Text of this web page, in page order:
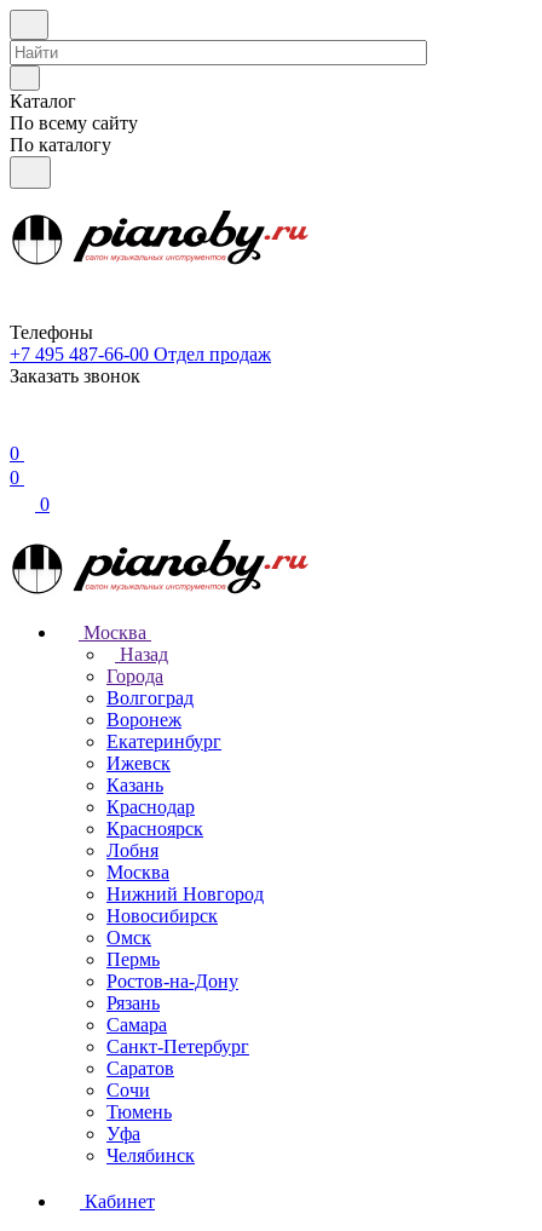
Каталог
По всему сайту
По каталогу
Телефоны
+7 495 487-66-00 Отдел продаж
Заказать звонок
0
0
0
Москва
Назад
Города
Волгоград
Воронеж
Екатеринбург
Ижевск
Казань
Краснодар
Красноярск
Лобня
Москва
Нижний Новгород
Новосибирск
Омск
Пермь
Ростов-на-Дону
Рязань
Самара
Санкт-Петербург
Саратов
Сочи
Тюмень
Уфа
Челябинск
Кабинет